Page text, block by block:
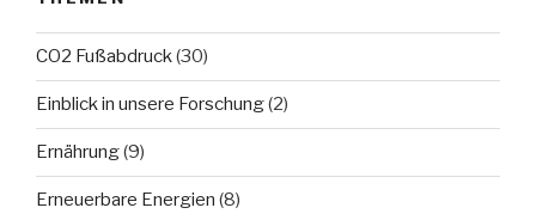
CO2 Fußabdruck(30)
Einblick in unsere Forschung(2)
Ernährung(9)
Erneuerbare Energien (8)